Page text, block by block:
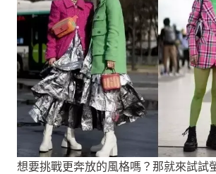
想要挑戰更奔放的風格嗎？那就來試試